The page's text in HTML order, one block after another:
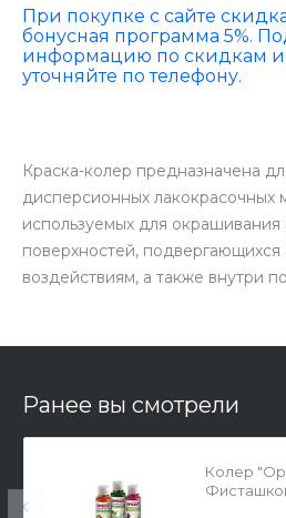
При покупке с сайте
бонусная программа 5%.
информацию по скидкам
уточняйте по телефону.
Краска-колер предназначена
дисперсионных лакокрасочных
используемых для окрашивания
поверхностей,
воздействиям, а также внутри
Ранее вы смотрели
Колер